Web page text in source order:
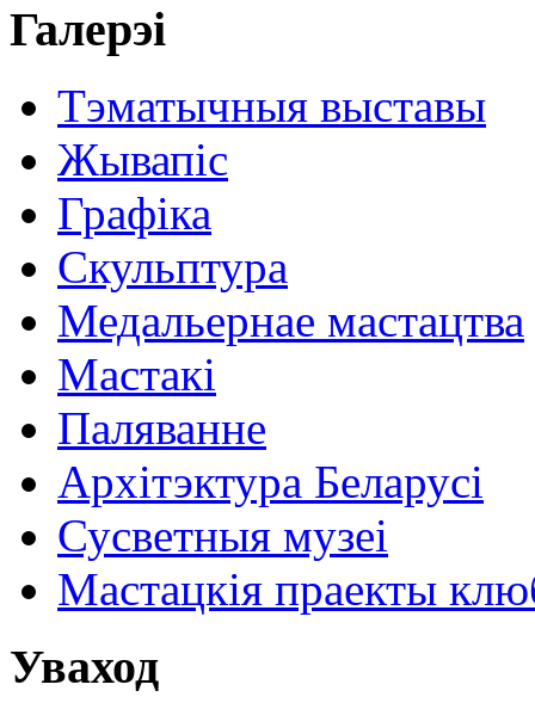
Галерэі
Тэматычныя выставы
Жывапіс
Графіка
Скульптура
Медальернае мастацтва
Мастакі
Паляванне
Архітэктура Беларусі
Сусветныя музеі
Мастацкія праекты
Уваход